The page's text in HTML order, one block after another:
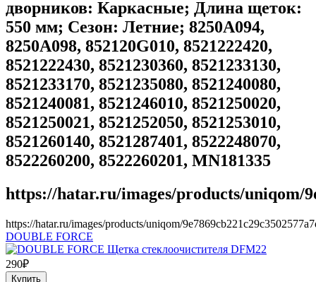
дворников: Каркасные; Длина щеток:
550 мм; Сезон: Летние; 8250A094,
8250A098, 852120G010, 8521222420,
8521222430, 8521230360, 8521233130,
8521233170, 8521235080, 8521240080,
8521240081, 8521246010, 8521250020,
8521250021, 8521252050, 8521253010,
8521260140, 8521287401, 8522248070,
8522260200, 8522260201, MN181335
https://hatar.ru/images/products/uniqom/
https://hatar.ru/images/products/uniqom/
DOUBLE FORCE
290₽